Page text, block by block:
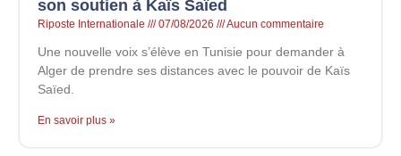
son soutien à Kaïs Saïed
Riposte Internationale 07/08/2026 Aucun commentaire
Une nouvelle voix s’élève en Tunisie pour demander à
Alger de prendre ses distances avec le pouvoir de Kaïs
Saïed.
En savoir plus »